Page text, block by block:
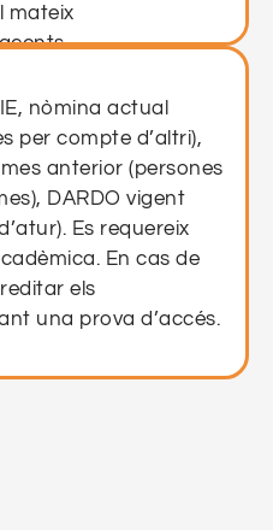
mateix
llenguatge natural
tuning de models de
2: Desafiaments i
Artificial
a diferents
nòmina actual
per compte d’altri),
anterior (persones
DARDO vigent
Es requereix
En cas de
els
una prova d’accés.